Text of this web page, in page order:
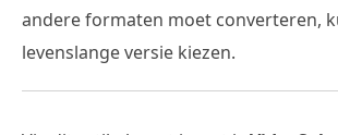
andere formaten moet converteren,
levenslange versie kiezen.